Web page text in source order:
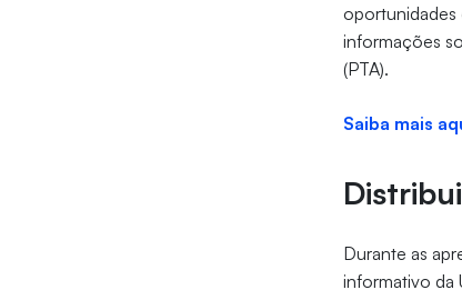
informações
(PTA).
Saiba mais
Durante as
informativo da